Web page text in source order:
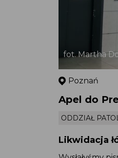
fot. Martha
Poznań
Apel do
ODDZIAŁ
Likwidacja